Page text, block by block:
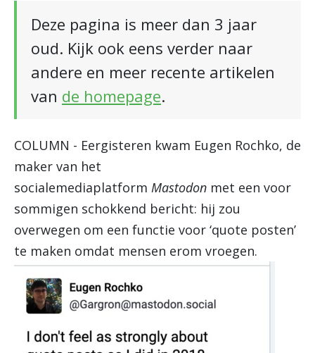
Deze pagina is meer dan 3 jaar
oud. Kijk ook eens verder naar
andere en meer recente artikelen
van de homepage.
COLUMN - Eergisteren kwam Eugen Rochko, de
maker van het
socialemediaplatform Mastodon met een voor
sommigen schokkend bericht: hij zou
overwegen om een functie voor ‘quote posten’
te maken omdat mensen erom vroegen.